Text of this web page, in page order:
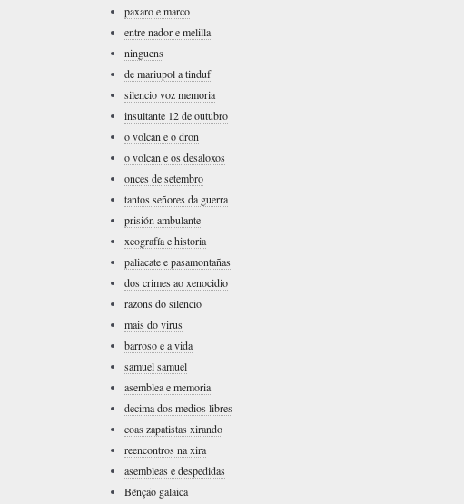
paxaro e marco
entre nador e melilla
ninguens
de mariupol a tinduf
silencio voz memoria
insultante 12 de outubro
o volcan e o dron
o volcan e os desaloxos
onces de setembro
tantos señores da guerra
prisión ambulante
xeografía e historia
paliacate e pasamontañas
dos crimes ao xenocidio
razons do silencio
mais do virus
barroso e a vida
samuel samuel
asemblea e memoria
decima dos medios libres
coas zapatistas xirando
reencontros na xira
asembleas e despedidas
Bênção galaica